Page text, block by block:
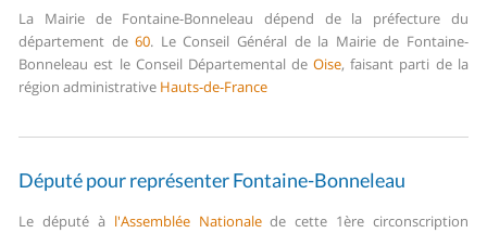
La Mairie de Fontaine-Bonneleau dépend de la préfecture du
département de60. Le Conseil Général de la Mairie de Fontaine-
Bonneleau est le Conseil Départemental deOise, faisant parti de la
région administrative Hauts-de-France
Député pour représenter Fontaine-Bonneleau
Le député à l'Assemblée Nationalede cette 1ère circonscription